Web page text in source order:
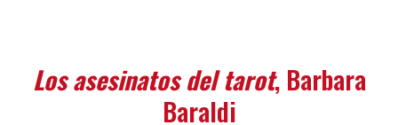
Los asesinatos del tarot, Barbara
Baraldi